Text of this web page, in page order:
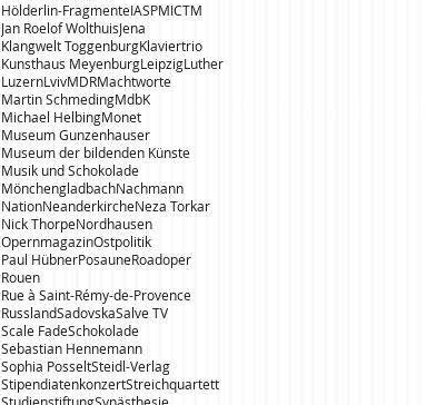
Hölderlin-FragmenteIASPMICTM
Jan Roelof WolthuisJena
Klangwelt ToggenburgKlaviertrio
Kunsthaus MeyenburgLeipzigLuther
LuzernLvivMDRMachtworte
Martin SchmedingMdbK
Michael HelbingMonet
Museum Gunzenhauser
Museum der bildenden Künste
Musik und Schokolade
MönchengladbachNachmann
NationNeanderkircheNeza Torkar
Nick ThorpeNordhausen
OpernmagazinOstpolitik
Paul HübnerPosauneRoadoper
Rouen
Rue à Saint-Rémy-de-Provence
RusslandSadovskaSalve TV
Scale FadeSchokolade
Sebastian Hennemann
Sophia PosseltSteidl-Verlag
StipendiatenkonzertStreichquartett
StudienstiftungSynästhesie